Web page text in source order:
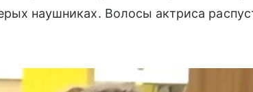
наушниках. Волосы актриса